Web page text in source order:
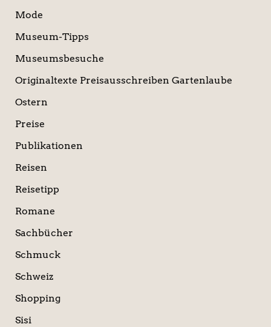
Mode
Museum-Tipps
Museumsbesuche
Originaltexte Preisausschreiben Gartenlaube
Ostern
Preise
Publikationen
Reisen
Reisetipp
Romane
Sachbücher
Schmuck
Schweiz
Shopping
Sisi